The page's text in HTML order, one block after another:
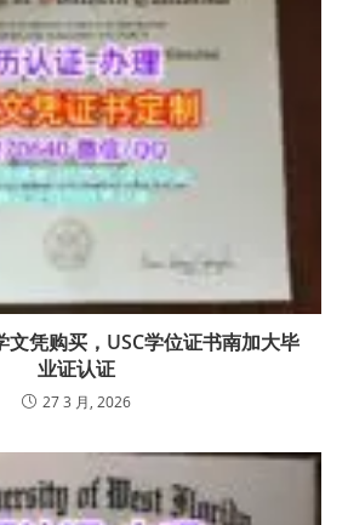
文凭购买，USC学位证书南加大毕
业证认证
27 3 月, 2026